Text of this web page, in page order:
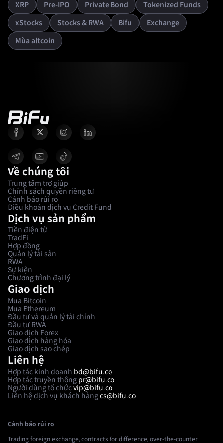
XRP Pre-IPO Private Bond Tokenized Funds
xStocks Stocks & RWA Bifu Exchange
Mùa altcoin
Về chúng tôi
Trung tâm trợ giúp
Chính sách quyền riêng tư
Cảnh báo rủi ro
Điều khoản dịch vụ Credit Fund
Dịch vụ sản phẩm
Tiền điện tử
TradFi
Hợp đồng
Quản lý tài sản
RWA
Sự kiện
Chương trình đại lý
Giao dịch
Mua Bitcoin
Mua Ethereum
Đầu tư và quản lý tài chính
Đầu tư RWA
Giao dịch Forex
Giao dịch hàng hóa
Giao dịch sao chép
Liên hệ
Hợp tác kinh doanh bd@bifu.co
Hợp tác truyền thông pr@bifu.co
Người dùng tổ chứcvip@bifu.co
Liên hệ dịch vụ khách hàngcs@bifu.co
Cảnh báo rủi ro
Trading foreign exchange, contracts for difference, over-the-counter